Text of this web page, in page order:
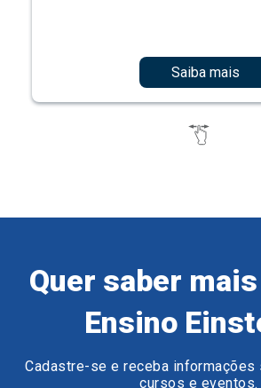
Saiba mais
Quer saber
Ensino
Cadastre-se e receba
cursos e eventos.